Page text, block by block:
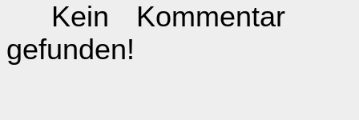
Kein Kommentar
gefunden!